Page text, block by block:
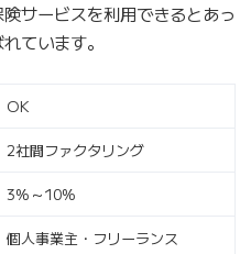
サービスを利用できるとあっ
ています。
OK
2社間ファクタリング
3%～10%
個人事業主・フリーランス